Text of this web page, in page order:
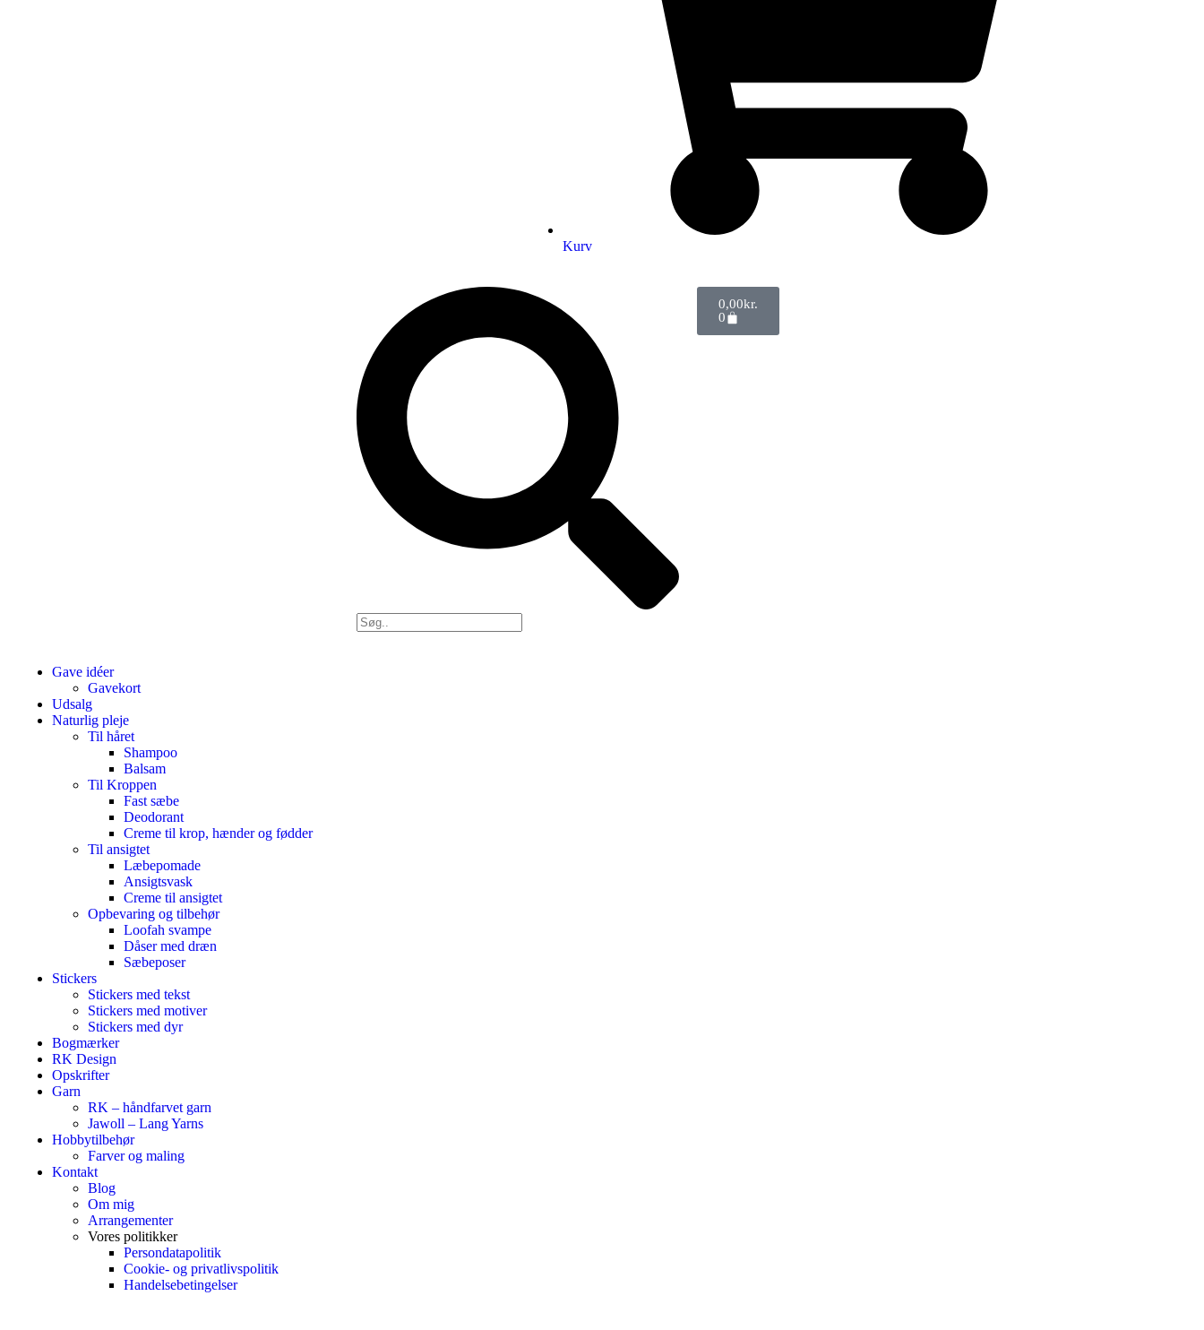
Kurv
0,00kr.
0
Gave idéer
Gavekort
Udsalg
Naturlig pleje
Til håret
Shampoo
Balsam
Til Kroppen
Fast sæbe
Deodorant
Creme til krop, hænder og fødder
Til ansigtet
Læbepomade
Ansigtsvask
Creme til ansigtet
Opbevaring og tilbehør
Loofah svampe
Dåser med dræn
Sæbeposer
Stickers
Stickers med tekst
Stickers med motiver
Stickers med dyr
Bogmærker
RK Design
Opskrifter
Garn
RK – håndfarvet garn
Jawoll – Lang Yarns
Hobbytilbehør
Farver og maling
Kontakt
Blog
Om mig
Arrangementer
Vores politikker
Persondatapolitik
Cookie- og privatlivspolitik
Handelsebetingelser